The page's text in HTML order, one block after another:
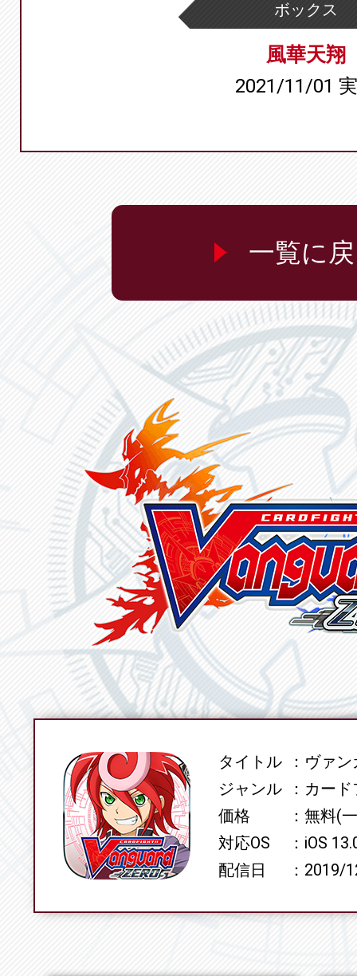
ボックス
風華天翔
2021/11/01
一覧に
SPECタイトル
ヴァン
ジャンル
カード
価格
無料(
対応OS
iOS
配信日
2019/